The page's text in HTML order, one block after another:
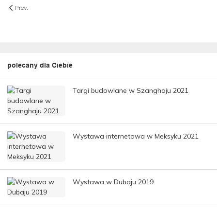
Prev.
polecany dla Ciebie
Targi budowlane w Szanghaju 2021
Wystawa internetowa w Meksyku 2021
Wystawa w Dubaju 2019